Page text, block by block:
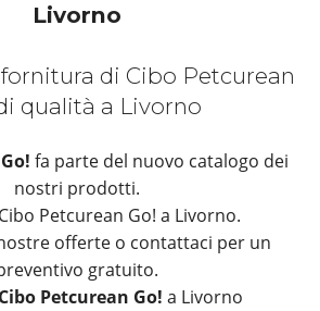
Livorno
di Cibo Petcurean
qualità a Livorno
fa parte del nuovo catalogo dei
nostri prodotti.
Petcurean Go! a Livorno.
offerte o contattaci per un
gratuito.
Cibo Petcurean Go! a Livorno